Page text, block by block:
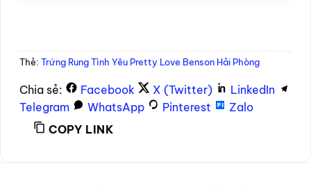
Thẻ: Trứng Rung Tình Yêu Pretty Love Benson Hải Phòng
Chia sẻ: Facebook X (Twitter)
LinkedIn
Telegram
WhatsApp Pinterest
Zalo
COPY LINK